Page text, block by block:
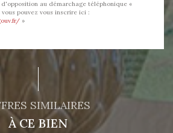
au démarchage téléphonique «
pouvez vous inscrire ici :
»
SIMILAIRES
À CE BIEN